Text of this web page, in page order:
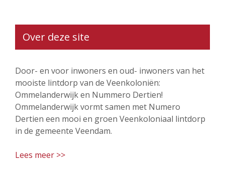
Over deze site
Door- en voor inwoners en oud- inwoners van het
mooiste lintdorp van de Veenkoloniën:
Ommelanderwijk en Nummero Dertien!
Ommelanderwijk vormt samen met Numero
Dertien een mooi en groen Veenkoloniaal lintdorp
in de gemeente Veendam.
Lees meer >>